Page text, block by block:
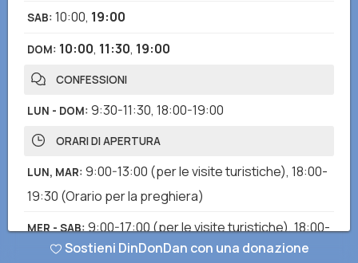
SAB: 10:00, 19:00
DOM: 10:00, 11:30, 19:00
CONFESSIONI
LUN - DOM: 9:30-11:30, 18:00-19:00
ORARI DI APERTURA
LUN, MAR: 9:00-13:00 (per le visite turistiche), 18:00-
19:30 (Orario per la preghiera)
MER - SAB:9:00-17:00(per le visite turistiche),18:00-
19:30(Orario per la preghiera)
Sostieni DinDonDan con una donazione